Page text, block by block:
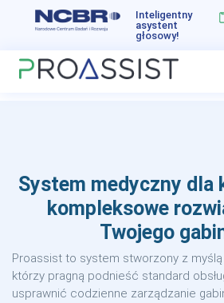
Inteligentny
asystent
głosowy!
System medyczny dla
kompleksowe
Twojego
Proassist to system stworzony z
którzy pragną podnieść standard
usprawnić codzienne zarządzanie